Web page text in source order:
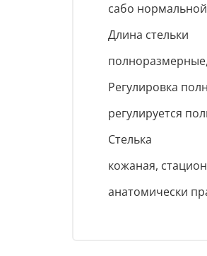
сабо
Длина стельки
Регулировка
регулируется
Стелька
кожаная,
анатомически